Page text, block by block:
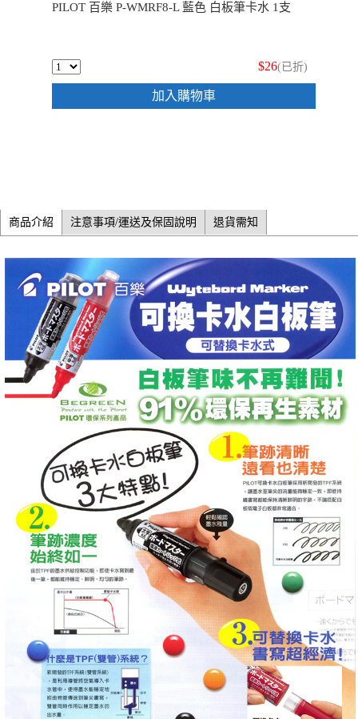
PILOT 百樂 P-WMRF8-L 藍色 白板筆卡水 1支
$26(已折)
加入購物車
商品介紹 注意事項/運送及保固說明 退貨需知